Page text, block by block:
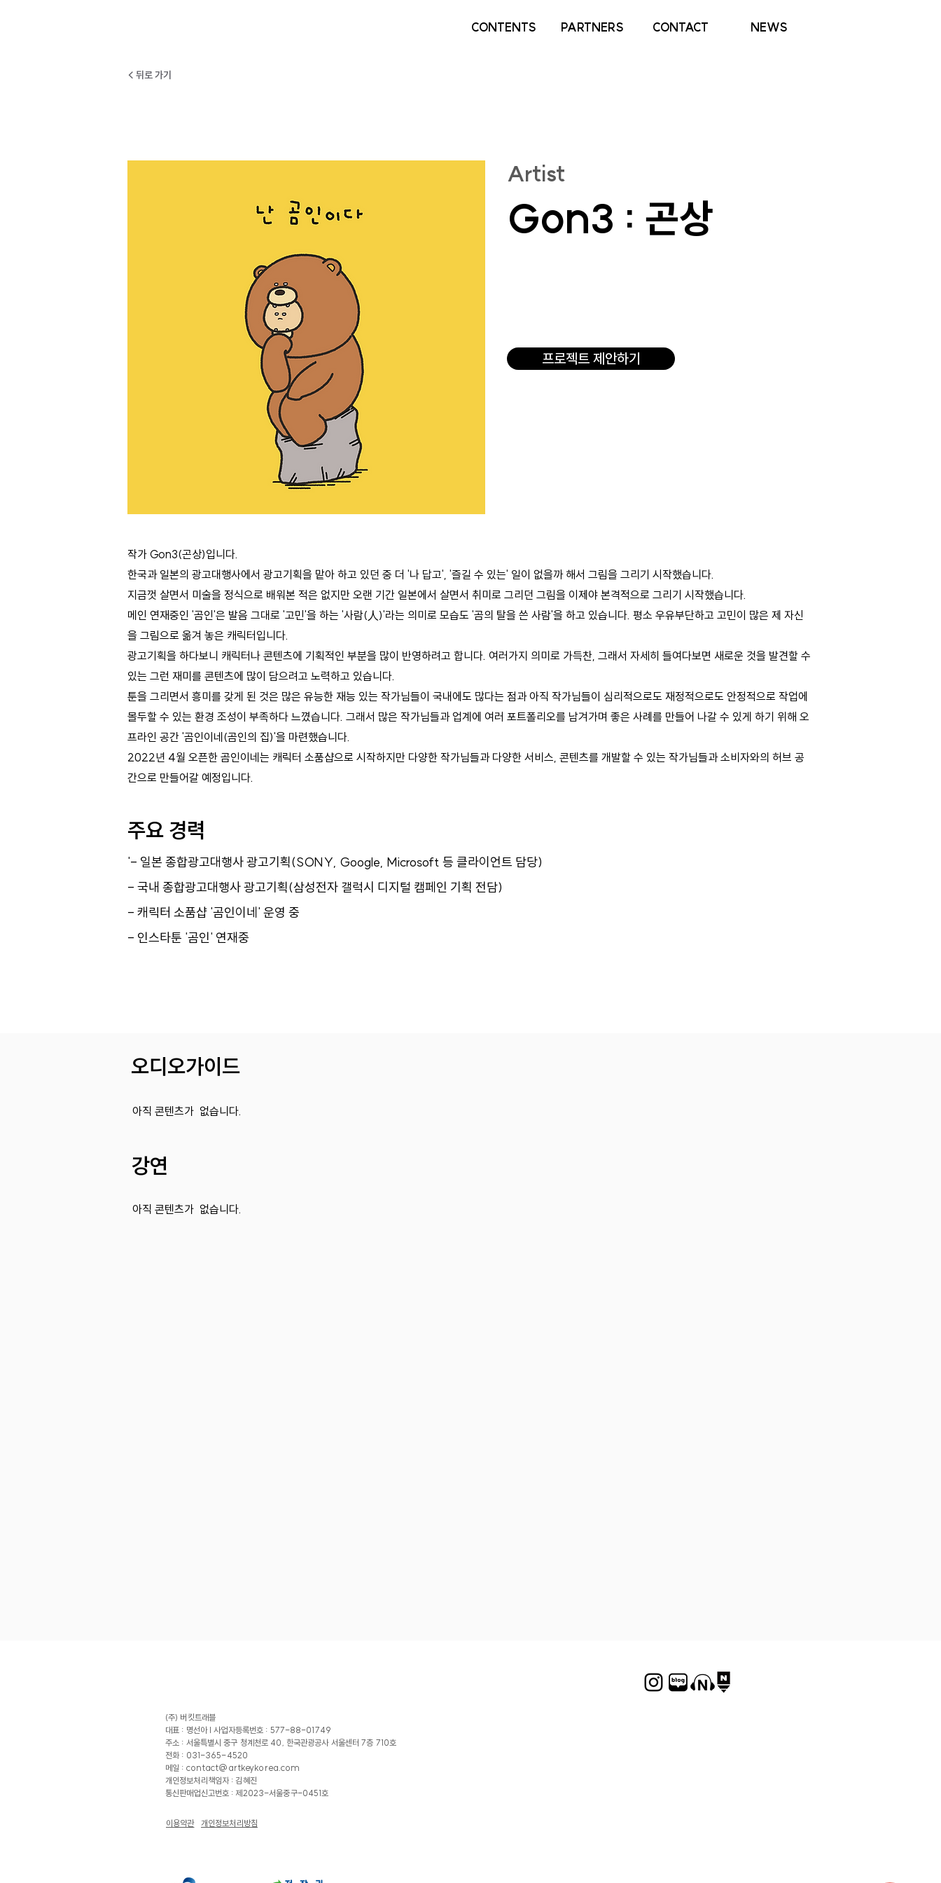
CONTENTS PARTNERS CONTACT NEWS
< 뒤로 가기
Artist
Gon3 : 곤상
프로젝트 제안하기
작가 Gon3(곤상)입니다.
한국과 일본의 광고대행사에서 광고기획을 맡아 하고 있던 중 더 '나 답고', '즐길 수 있는' 일이 없을까 해서 그림을 그리기 시작했습니다.
지금껏 살면서 미술을 정식으로 배워본 적은 없지만 오랜 기간 일본에서 살면서 취미로 그리던 그림을 이제야 본격적으로 그리기 시작했습니다.
메인 연재중인 '곰인'은 발음 그대로 '고민'을 하는 '사람(人)'라는 의미로 모습도 '곰의 탈을 쓴 사람'을 하고 있습니다. 평소 우유부단하고 고민이 많은 제 자신
을 그림으로 옮겨 놓은 캐릭터입니다.
광고기획을 하다보니 캐릭터나 콘텐츠에 기획적인 부분을 많이 반영하려고 합니다. 여러가지 의미로 가득찬, 그래서 자세히 들여다보면 새로운 것을 발견할 수
있는 그런 재미를 콘텐츠에 많이 담으려고 노력하고 있습니다.
툰을 그리면서 흥미를 갖게 된 것은 많은 유능한 재능 있는 작가님들이 국내에도 많다는 점과 아직 작가님들이 심리적으로도 재정적으로도 안정적으로 작업에
몰두할 수 있는 환경 조성이 부족하다 느꼈습니다. 그래서 많은 작가님들과 업계에 여러 포트폴리오를 남겨가며 좋은 사례를 만들어 나갈 수 있게 하기 위해 오
프라인 공간 '곰인이네(곰인의 집)'을 마련했습니다.
2022년 4월 오픈한 곰인이네는 캐릭터 소품샵으로 시작하지만 다양한 작가님들과 다양한 서비스, 콘텐츠를 개발할 수 있는 작가님들과 소비자와의 허브 공
간으로 만들어갈 예정입니다.
주요 경력
'- 일본 종합광고대행사 광고기획(SONY, Google, Microsoft 등 클라이언트 담당)
- 국내 종합광고대행사 광고기획(삼성전자 갤럭시 디지털 캠페인 기획 전담)
- 캐릭터 소품샵 '곰인이네' 운영 중
- 인스타툰 '곰인' 연재중
​오디오가이드
아직 콘텐츠가 없습니다.
강연
아직 콘텐츠가 없습니다.
(주) 버킷트래블
대표 : 명선아 |사업자등록번호 : 577-88-01749
주소 : 서울특별시 중구 청계천로 40, 한국관광공사 서울센터 7층 710호
전화 : 031-365-4520
메일 : contact@artkeykorea.com
​개인정보처리책임자 : 김혜진
​통신판매업신고번호 : 제2023-서울중구-0451호
이용약관 개인정보처리방침